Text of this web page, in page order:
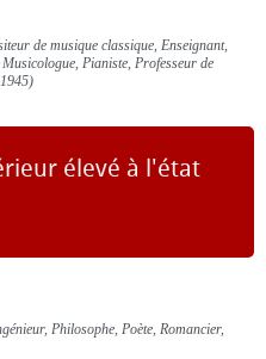
de musique classique, Enseignant,
Pianiste, Professeur de
élevé à l'état
Philosophe, Poète, Romancier,